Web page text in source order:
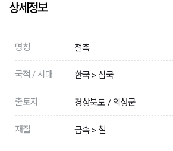
상세정보
명칭 철촉
국적 / 시대 한국 > 삼국
출토지 경상북도 / 의성군
재질 금속 > 철